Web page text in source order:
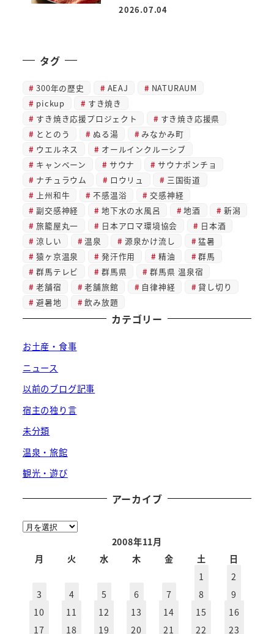
投稿日
2026.07.04
タグ
300年の歴史 AEAJ
NATURAUM
pickup
すき焼き
すき焼き応援プロジェクト
すき焼き応援県
ととのう
ぬる湯
みなかみ町
ウエルネス
オールインクルーシブ
キャンペーン
サウナ
サウナポンチョ
ナチュラウム
ロウリュ
三国街道
上州和牛
不感温浴
交感神経
副交感神経
地下水の水風呂 地酒
新潟
旅籠屋丸一
日本アロマ環境協会
日本酒
涼しい
温泉 源泉かけ流し
猛暑
猿ヶ京温泉
発汗作用 精油
群馬
群馬テレビ
群馬県
群馬県 温泉宿
老舗宿
老舗旅館 自律神経
貸し切り
避暑地
飲み放題
カテゴリー
お土産・食事
ニュース
以前のブログ記事
宿主の独り言
未分類
温泉・旅館
観光・遊び
アーカイブ
ア
2008年11月
月
火 水 木 金 土
日
1
2
3
4 5 6 7 8
9
10
11 12 13 14 15
16
17
18 19 20 21 22 23